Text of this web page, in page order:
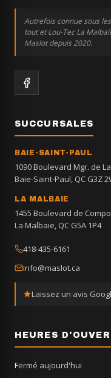
Autrefois connue sous
tout et Lou-Tec La
Maslot depuis 2020.
SUCCURSALES
BAIE-SAINT-PAUL
1090 Boulevard Mgr. de
Baie-Saint-Paul, QC G3Z
LA MALBAIE
1455 Boulevard de
La Malbaie, QC G5A 1P4
418-435-6161
info@maslot.ca
Laissez un avis
HEURES
Fermé aujourd'hui